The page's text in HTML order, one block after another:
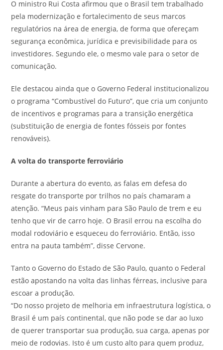
O ministro Rui Costa afirmou que o Brasil tem trabalhado
pela modernização e fortalecimento de seus marcos
regulatórios na área de energia, de forma que ofereçam
segurança econômica, jurídica e previsibilidade para os
investidores. Segundo ele, o mesmo vale para o setor de
comunicação.
Ele destacou ainda que o Governo Federal institucionalizou
o programa “Combustível do Futuro”, que cria um conjunto
de incentivos e programas para a transição energética
(substituição de energia de fontes fósseis por fontes
renováveis).
A volta do transporte ferroviário
Durante a abertura do evento, as falas em defesa do
resgate do transporte por trilhos no país chamaram a
atenção. “Meus pais vinham para São Paulo de trem e eu
tenho que vir de carro hoje. O Brasil errou na escolha do
modal rodoviário e esqueceu do ferroviário. Então, isso
entra na pauta também”, disse Cervone.
Tanto o Governo do Estado de São Paulo, quanto o Federal
estão apostando na volta das linhas férreas, inclusive para
escoar a produção.
“Do nosso projeto de melhoria em infraestrutura logística, o
Brasil é um país continental, que não pode se dar ao luxo
de querer transportar sua produção, sua carga, apenas por
meio de rodovias. Isto é um custo alto para quem produz,